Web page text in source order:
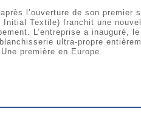
l’ouverture de son premier
Initial Textile) franchit une
L’entreprise a inauguré,
ultra-propre
première en Europe.